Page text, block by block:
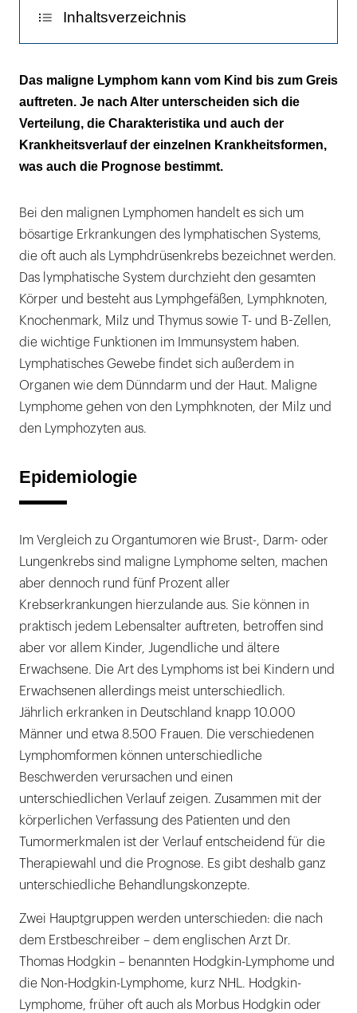
Inhaltsverzeichnis
Epidemiologie
Symptome
Hodgkin-Lymphome
Non-Hodgkin-Lymphome
Das maligne Lymphom kann vom Kind bis zum Greis
auftreten. Je nach Alter unterscheiden sich die
Verteilung, die Charakteristika und auch der
Krankheitsverlauf der einzelnen Krankheitsformen,
was auch die Prognose bestimmt.
Bei den malignen Lymphomen handelt es sich um
bösartige Erkrankungen des lymphatischen Systems,
die oft auch als Lymphdrüsenkrebs bezeichnet werden.
Das lymphatische System durchzieht den gesamten
Körper und besteht aus Lymphgefäßen, Lymphknoten,
Knochenmark, Milz und Thymus sowie T- und B-Zellen,
die wichtige Funktionen im Immunsystem haben.
Lymphatisches Gewebe findet sich außerdem in
Organen wie dem Dünndarm und der Haut. Maligne
Lymphome gehen von den Lymphknoten, der Milz und
den Lymphozyten aus.
Epidemiologie
Im Vergleich zu Organtumoren wie Brust-, Darm- oder
Lungenkrebs sind maligne Lymphome selten, machen
aber dennoch rund fünf Prozent aller
Krebserkrankungen hierzulande aus. Sie können in
praktisch jedem Lebensalter auftreten, betroffen sind
aber vor allem Kinder, Jugendliche und ältere
Erwachsene. Die Art des Lymphoms ist bei Kindern und
Erwachsenen allerdings meist unterschiedlich.
Jährlich erkranken in Deutschland knapp 10.000
Männer und etwa 8.500 Frauen. Die verschiedenen
Lymphomformen können unterschiedliche
Beschwerden verursachen und einen
unterschiedlichen Verlauf zeigen. Zusammen mit der
körperlichen Verfassung des Patienten und den
Tumormerkmalen ist der Verlauf entscheidend für die
Therapiewahl und die Prognose. Es gibt deshalb ganz
unterschiedliche Behandlungskonzepte.
Zwei Hauptgruppen werden unterschieden: die nach
dem Erstbeschreiber – dem englischen Arzt Dr.
Thomas Hodgkin – benannten Hodgkin-Lymphome und
die Non-Hodgkin-Lymphome, kurz NHL. Hodgkin-
Lymphome, früher oft auch als Morbus Hodgkin oder